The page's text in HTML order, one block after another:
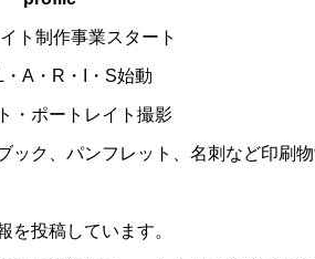
ト制作事業スタート
A・R・I・S始動
・ポートレイト撮影
ック、パンフレット、名刺など印刷
を投稿しています。